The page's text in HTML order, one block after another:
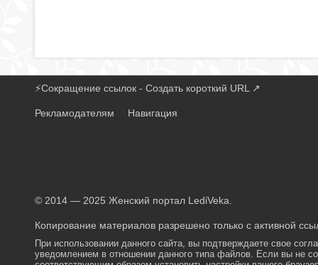
⚡Сокращение ссылок - Создать короткий URL↗
Рекламодателям Навигация
© 2014 — 2025 Женский портал LediVeka.
Копирование материалов разрешено только с активной
При использовании данного сайта, вы подтверждаете свое
уведомлением в отношении данного типа файлов. Если вы не